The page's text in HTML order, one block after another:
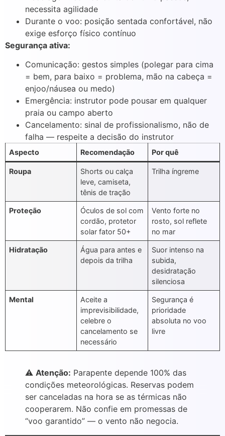
necessita agilidade
Durante o voo: posição sentada confortável, não
exige esforço físico contínuo
Segurança ativa:
Comunicação: gestos simples (polegar para cima
= bem, para baixo = problema, mão na cabeça =
enjoo/náusea ou medo)
Emergência: instrutor pode pousar em qualquer
praia ou campo aberto
Cancelamento: sinal de profissionalismo, não de
falha — respeite a decisão do instrutor
Aspecto Recomendação Por quê
Roupa
Shorts ou calça
leve, camiseta,
tênis de tração
Trilha íngreme
Proteção
Óculos de sol com
cordão, protetor
solar fator 50+
Vento forte no
rosto, sol reflete
no mar
Hidratação
Água para antes e
depois da trilha
Suor intenso na
subida,
desidratação
silenciosa
Mental
Aceite a
imprevisibilidade,
celebre o
cancelamento se
necessário
Segurança é
prioridade
absoluta no voo
livre
⚠️ Atenção: Parapente depende 100% das
condições meteorológicas. Reservas podem
ser canceladas na hora se as térmicas não
cooperarem. Não confie em promessas de
“voo garantido” — o vento não negocia.